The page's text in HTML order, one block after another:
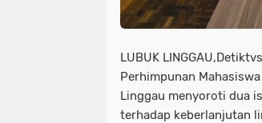
LUBUK
Perhimpunan
Linggau menyoroti dua
terhadap keberlanjutan